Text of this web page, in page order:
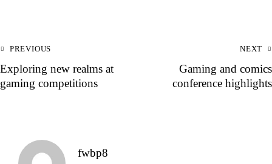
PREVIOUS
Exploring new realms at
gaming competitions
NEXT
Gaming and comics
conference highlights
fwbp8